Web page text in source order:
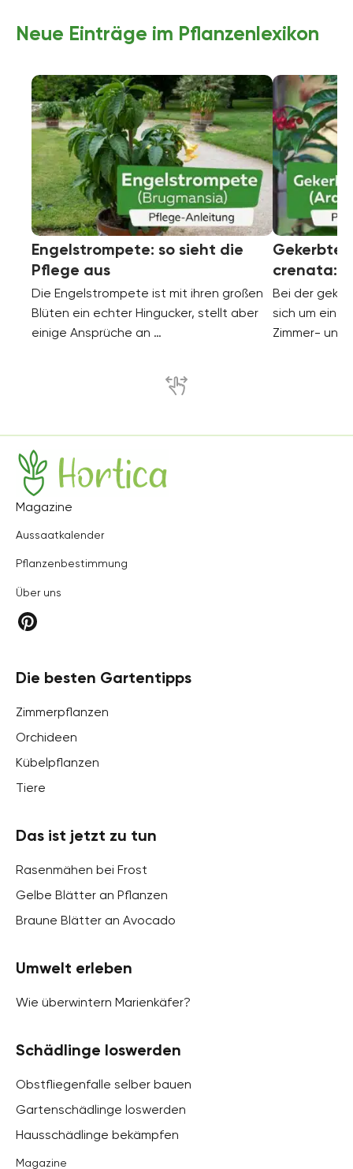
Neue Einträge im Pflanzenlexikon
Engelstrompete: so sieht die
Pflege aus
Die Engelstrompete ist mit ihren großen
Blüten ein echter Hingucker, stellt aber
einige Ansprüche an …
Gekerbte
crenata:
Bei der
sich um eine
Zimmer- und
Hortica
Magazine
Aussaatkalender
Pflanzenbestimmung
Über uns
Die besten Gartentipps
Zimmerpflanzen
Orchideen
Kübelpflanzen
Tiere
Das ist jetzt zu tun
Rasenmähen bei Frost
Gelbe Blätter an Pflanzen
Braune Blätter an Avocado
Umwelt erleben
Wie überwintern Marienkäfer?
Schädlinge loswerden
Obstfliegenfalle selber bauen
Gartenschädlinge loswerden
Hausschädlinge bekämpfen
Magazine